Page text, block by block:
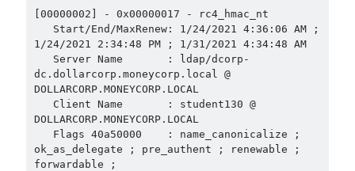
Kasım 2023
Ağustos 2023 (3)
Temmuz 2023(3)
Haziran 2023 (2)
Mayıs 2023(1)
Mart 2023 (4)
Aralık 2022(3)
Kasım 2022(1)
Eylül 2022(2)
[00000002] - 0x00000017 - rc4_hmac_nt
1/24/2021 2:34:48 PM ; 1/31/2021 4:34:48 AM
dc.dollarcorp.moneycorp.local @
DOLLARCORP.MONEYCORP.LOCAL
DOLLARCORP.MONEYCORP.LOCAL
ok_as_delegate ; pre_authent ; renewable ;
forwardable ;